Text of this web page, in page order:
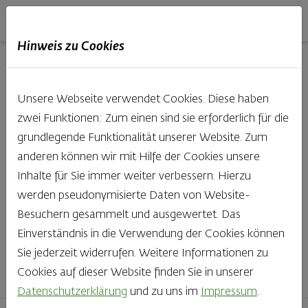
Backstube entdecken
Was gibt es Schöneres, als bei Brot & Gebäck die Qual
der Wahl zu haben? Noch dazu, wenn so großer Wert
auf den kleinen, feinen Unterschied gelegt wird, wie bei
Haubis. Beste Zutaten und Handwerk, das seinen
Namen auch verdient – das schmeckt man einfach!
Finden Sie Ihr Lieblingsprodukt
Hinweis zu Cookies
Unsere Webseite verwendet Cookies. Diese haben
zwei Funktionen: Zum einen sind sie erforderlich für die
grundlegende Funktionalität unserer Website. Zum
anderen können wir mit Hilfe der Cookies unsere
Inhalte für Sie immer weiter verbessern. Hierzu
werden pseudonymisierte Daten von Website-
Besuchern gesammelt und ausgewertet. Das
Einverständnis in die Verwendung der Cookies können
Sie jederzeit widerrufen. Weitere Informationen zu
Cookies auf dieser Website finden Sie in unserer
Datenschutzerklärung und zu uns im Impressum.